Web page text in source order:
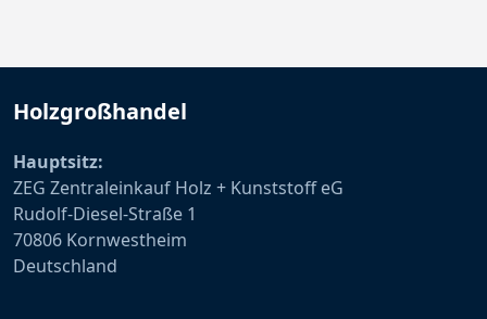
Holzgroßhandel
Hauptsitz:
ZEG Zentraleinkauf Holz + Kunststoff eG
Rudolf-Diesel-Straße 1
70806 Kornwestheim
Deutschland